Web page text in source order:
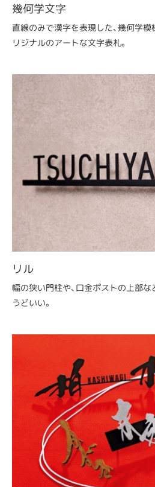
幾何学文字
直線のみで漢字を表現した、幾何学
リジナルのアートな文字表札。
リル
幅の狭い門柱や、口金ポストの上部
うどいい。